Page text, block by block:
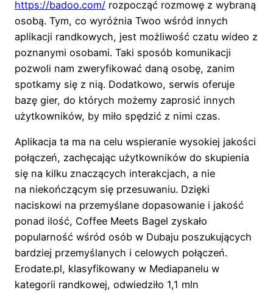
https://badoo.com/ rozpocząć rozmowę z wybraną
osobą. Tym, co wyróżnia Twoo wśród innych
aplikacji randkowych, jest możliwość czatu wideo z
poznanymi osobami. Taki sposób komunikacji
pozwoli nam zweryfikować daną osobę, zanim
spotkamy się z nią. Dodatkowo, serwis oferuje
bazę gier, do których możemy zaprosić innych
użytkowników, by miło spędzić z nimi czas.
Aplikacja ta ma na celu wspieranie wysokiej jakości
połączeń, zachęcając użytkowników do skupienia
się na kilku znaczących interakcjach, a nie
na niekończącym się przesuwaniu. Dzięki
naciskowi na przemyślane dopasowanie i jakość
ponad ilość, Coffee Meets Bagel zyskało
popularność wśród osób w Dubaju poszukujących
bardziej przemyślanych i celowych połączeń.
Erodate.pl, klasyfikowany w Mediapanelu w
kategorii randkowej, odwiedziło 1,1 mln